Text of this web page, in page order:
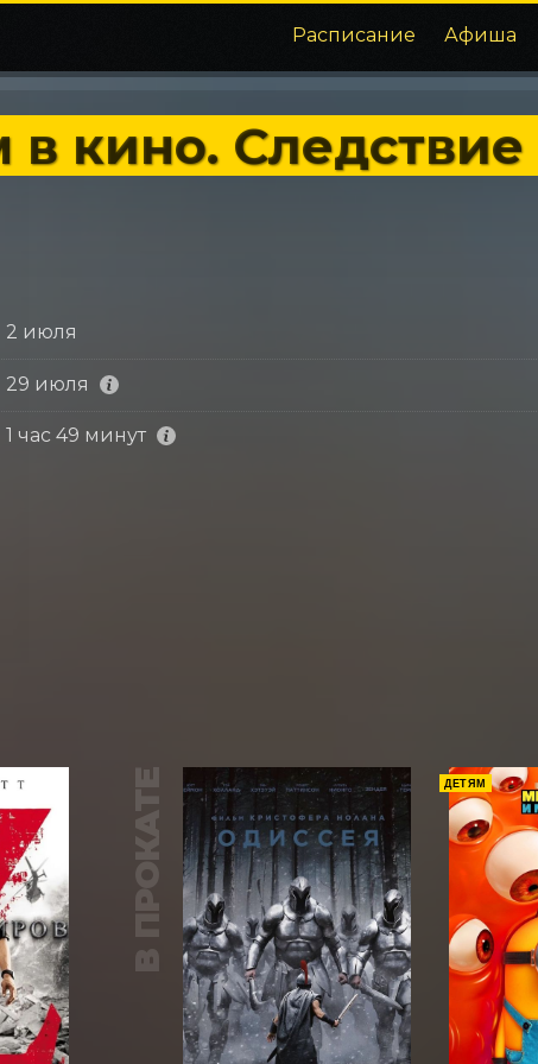
Расписание Афиша
кино. Следствие
2 июля
29 июля
1 час 49 минут
В ПРОКАТЕ ДЕТЯМ